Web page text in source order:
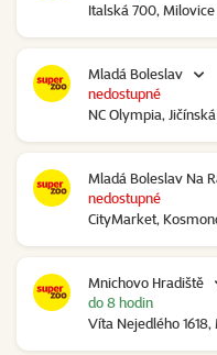
Italská 700, Milovice
Mladá Boleslav
NC Olympia,
nedostupné
Mladá Boleslav Na
CityMarket,
nedostupné
Mnichovo Hradiště
Víta Nejedlého
do 8 hodin